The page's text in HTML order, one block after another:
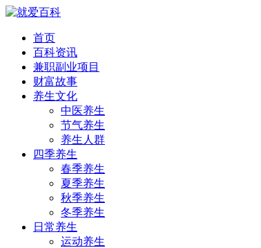
首页
百科资讯
兼职副业项目
财富故事
养生文化
中医养生
节气养生
养生人群
四季养生
春季养生
夏季养生
秋季养生
冬季养生
日常养生
运动养生